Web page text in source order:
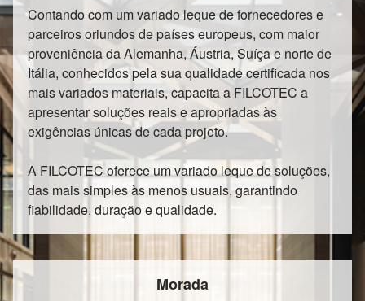
Contando com um variado leque de fornecedores e
parceiros oriundos de países europeus, com maior
proveniência da Alemanha, Áustria, Suíça e norte de
Itália, conhecidos pela sua qualidade certificada nos
mais variados materiais, capacita a FILCOTEC a
apresentar soluções reais e apropriadas às
exigências únicas de cada projeto.
A FILCOTEC oferece um variado leque de soluções,
das mais simples às menos usuais, garantindo
fiabilidade, duração e qualidade.
Morada